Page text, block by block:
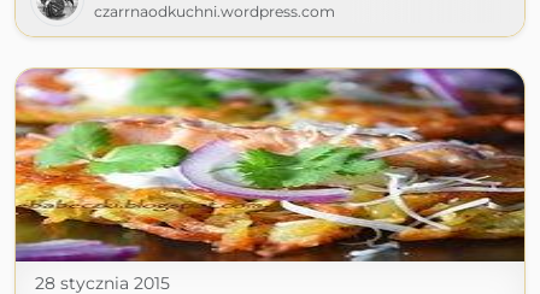
czarrnaodkuchni.wordpress.com
28 stycznia 2015